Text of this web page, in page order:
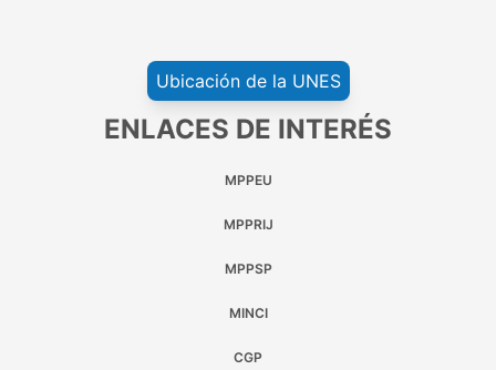
Ubicación de la UNES
ENLACES DE INTERÉS
MPPEU
MPPRIJ
MPPSP
MINCI
CGP